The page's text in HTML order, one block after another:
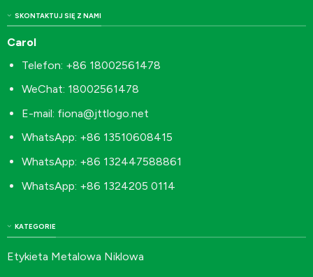
KATEGORIE
Etykieta Metalowa Niklowa
SKONTAKTUJ SIĘ Z NAMI
Carol
Telefon: +86 18002561478
WeChat: 18002561478
E-mail: fiona@jttlogo.net
WhatsApp: +86 13510608415
WhatsApp: +86 132447588861
WhatsApp: +86 1324205 0114